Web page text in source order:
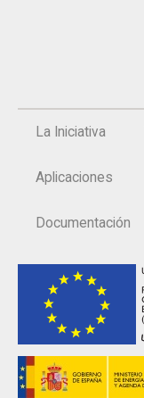
La Iniciativa
Aplicaciones
Documentación